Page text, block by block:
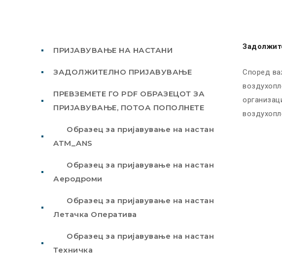
ПРИЈАВУВАЊЕ НА НАСТАНИ
ЗАДОЛЖИТЕЛНО ПРИЈАВУВАЊЕ
ПРЕВЗЕМЕТЕ ГО PDF ОБРАЗЕЦОТ ЗА
ПРИЈАВУВАЊЕ, ПОТОА ПОПОЛНЕТЕ
Образец за пријавување на настан
ATM_ANS
Образец за пријавување на настан
Аеродроми
Образец за пријавување на настан
Летачка Оператива
Образец за пријавување на настан
Техничка
Според